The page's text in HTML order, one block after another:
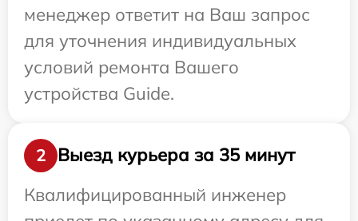
менеджер ответит на Ваш запрос
для уточнения индивидуальных
условий ремонта Вашего
устройства Guide.
2
Выезд курьера за 35 минут
Квалифицированный инженер